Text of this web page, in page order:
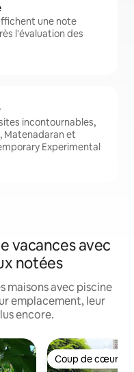
une note
l'évaluation des
incontournables,
Matenadaran et
Experimental
vacances avec
notées
maisons avec piscine
emplacement, leur
encore.
Coup de cœur
Coup de cœur